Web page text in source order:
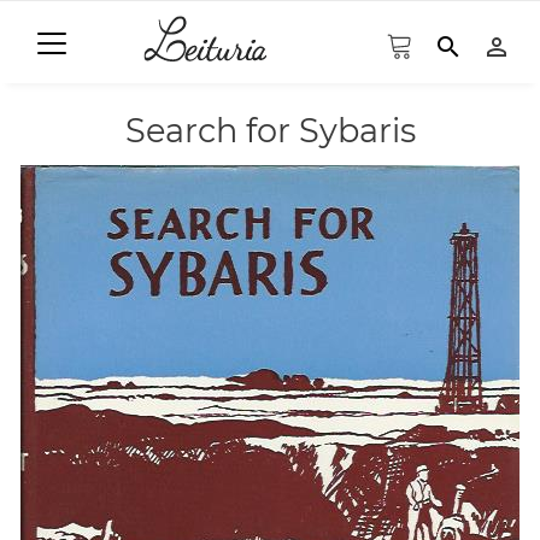
search person_outline
Search for Sybaris